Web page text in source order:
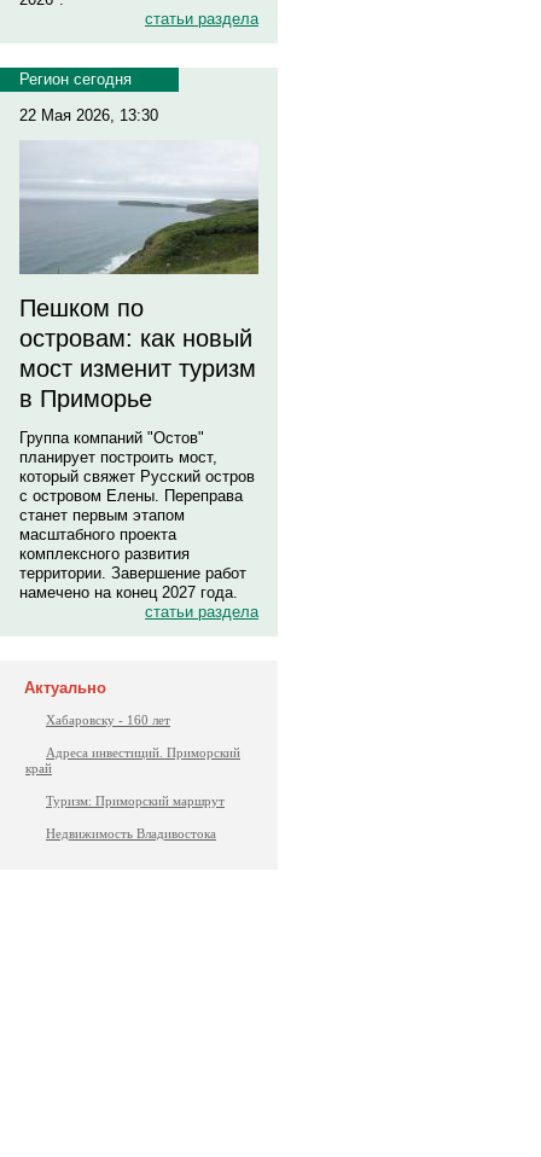
статьи раздела
Регион сегодня
22 Мая 2026, 13:30
Пешком по
островам: как новый
мост изменит туризм
в Приморье
Группа компаний "Остов"
планирует построить мост,
который свяжет Русский остров
с островом Елены. Переправа
станет первым этапом
масштабного проекта
комплексного развития
территории. Завершение работ
намечено на конец 2027 года.
статьи раздела
Актуально
Хабаровску - 160 лет
Адреса инвестиций. Приморский
край
Туризм: Приморский маршрут
Недвижимость Владивостока